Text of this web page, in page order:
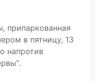
припаркованная
в пятницу, 13
напротив